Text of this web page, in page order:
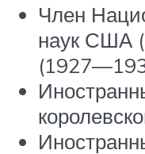
Член
наук США